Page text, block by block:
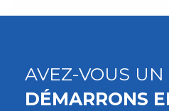
AVEZ-VOUS UN
DÉMARRONS